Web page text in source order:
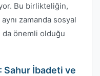
Bu birlikteliğin,
zamanda sosyal
da önemli olduğu
Sahur İbadeti ve